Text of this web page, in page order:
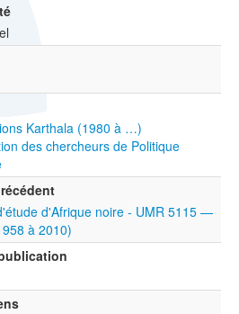
Karthala (1980 à …)
des chercheurs de Politique
d'Afrique noire - UMR 5115 —
à 2010)